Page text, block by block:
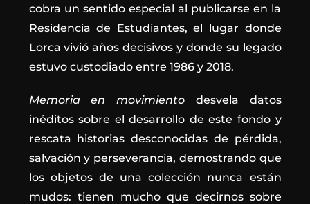
cobra un sentido especial al publicarse en la
Residencia de Estudiantes, el lugar donde
Lorca vivió años decisivos y donde su legado
estuvo custodiado entre 1986 y 2018.
Memoria en movimiento desvela datos
inéditos sobre el desarrollo de este fondo y
rescata historias desconocidas de pérdida,
salvación y perseverancia, demostrando que
los objetos de una colección nunca están
mudos: tienen mucho que decirnos sobre